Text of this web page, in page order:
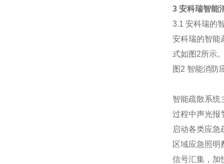
3 安科瑞智能
3.1 安科瑞的
安科瑞的智能
式如图2所示
图2 智能消防
智能疏散系统
过程中声光报
启动各类应急
区域应急照
信号汇集，加